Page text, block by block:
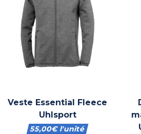
Veste Essential Fleece
Uhlsport
55,00€l'unité